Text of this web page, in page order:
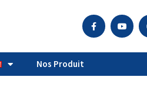
Nos Produit